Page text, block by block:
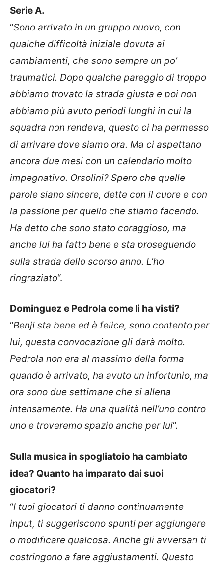
Serie A.
“Sono arrivato in un gruppo nuovo, con
qualche difficoltà iniziale dovuta ai
cambiamenti, che sono sempre un po’
traumatici. Dopo qualche pareggio di troppo
abbiamo trovato la strada giusta e poi non
abbiamo più avuto periodi lunghi in cui la
squadra non rendeva, questo ci ha permesso
di arrivare dove siamo ora. Ma ci aspettano
ancora due mesi con un calendario molto
impegnativo. Orsolini? Spero che quelle
parole siano sincere, dette con il cuore e con
la passione per quello che stiamo facendo.
Ha detto che sono stato coraggioso, ma
anche lui ha fatto bene e sta proseguendo
sulla strada dello scorso anno. L’ho
ringraziato“.
Dominguez e Pedrola come li ha visti?
“Benji sta bene ed è felice, sono contento per
lui, questa convocazione gli darà molto.
Pedrola non era al massimo della forma
quando è arrivato, ha avuto un infortunio, ma
ora sono due settimane che si allena
intensamente. Ha una qualità nell’uno contro
uno e troveremo spazio anche per lui“.
Sulla musica in spogliatoio ha cambiato
idea? Quanto ha imparato dai suoi
giocatori?
“I tuoi giocatori ti danno continuamente
input, ti suggeriscono spunti per aggiungere
o modificare qualcosa. Anche gli avversari ti
costringono a fare aggiustamenti. Questo